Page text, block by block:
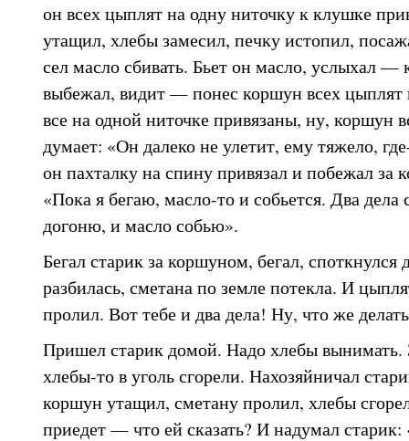
он всех цыплят на одну ниточку к клушке
утащил, хлебы замесил, печку истопил,
сел масло сбивать. Бьет он масло, услыхал
выбежал, видит — понес коршун всех
все на одной ниточке привязаны, ну, коршун
думает: «Он далеко не улетит, ему тяжело,
он пахталку на спину привязал и побежал
«Пока я бегаю, масло-то и собьется. Два
догоню, и масло собью».
Бегал старик за коршуном, бегал, споткнулся
разбилась, сметана по земле потекла. И
пролил. Вот тебе и два дела! Ну, что же
Пришел старик домой. Надо хлебы вынимать.
хлебы-то в уголь сгорели. Нахозяйничал
коршун утащил, сметану пролил, хлебы
приедет — что ей сказать? И надумал